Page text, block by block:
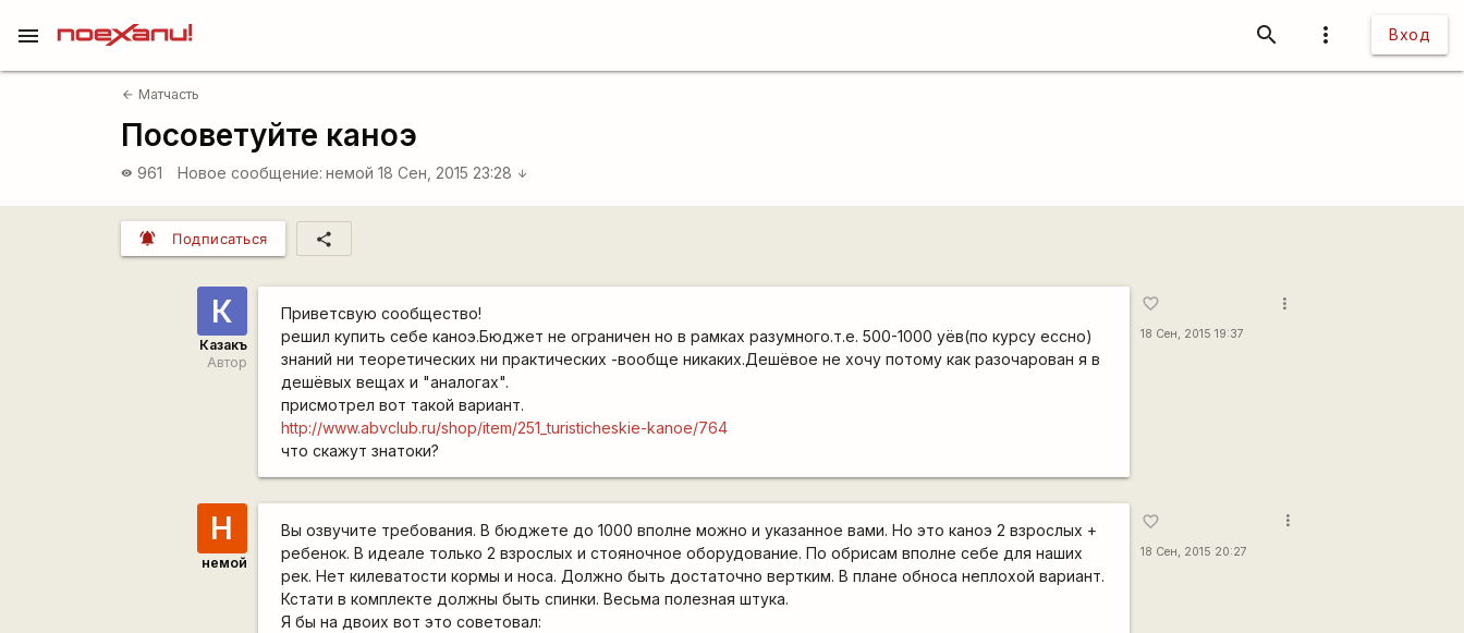
more_vert Вход
search
menu
arrow_back Матчасть
Посоветуйте каноэ
visibility 961 Новое сообщение: немой 18 Сен, 2015 23:28 arrow_downward
notifications_active Подписаться share
К
Казакъ
Автор
Приветсвую сообщество!
решил купить себе каноэ.Бюджет не ограничен но в рамках разумного.т.е. 500-1000 уёв(по курсу ессно)
знаний ни теоретических ни практических -вообще никаких.Дешёвое не хочу потому как разочарован я в
дешёвых вещах и "аналогах".
присмотрел вот такой вариант.
http://www.abvclub.ru/shop/item/251_turisticheskie-kanoe/764
что скажут знатоки?
favorite_border
18 Сен, 2015 19:37
more_vert
Н
немой
Вы озвучите требования. В бюджете до 1000 вполне можно и указанное вами. Но это каноэ 2 взрослых +
ребенок. В идеале только 2 взрослых и стояночное оборудование. По обрисам вполне себе для наших
рек. Нет килеватости кормы и носа. Должно быть достаточно вертким. В плане обноса неплохой вариант.
Кстати в комплекте должны быть спинки. Весьма полезная штука.
Я бы на двоих вот это советовал:
favorite_border
18 Сен, 2015 20:27
more_vert